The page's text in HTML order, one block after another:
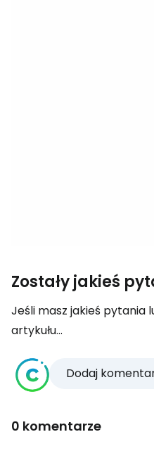
Zostały jakieś
Jeśli masz jakieś
artykułu...
Dodaj
0 komentarze